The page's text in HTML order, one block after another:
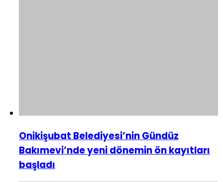
Onikişubat Belediyesi’nin Gündüz
Bakımevi’nde yeni dönemin ön kayıtları
başladı